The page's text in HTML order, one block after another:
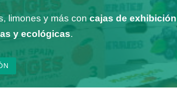
limones y más con cajas de exhibición
y ecológicas.